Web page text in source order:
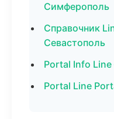
Симферополь
Справочник
Севастополь
Portal Info
Portal Line